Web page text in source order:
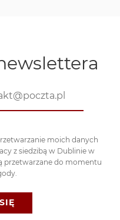
moich danych
z siedzibą w Dublinie w
przetwarzane do momentu